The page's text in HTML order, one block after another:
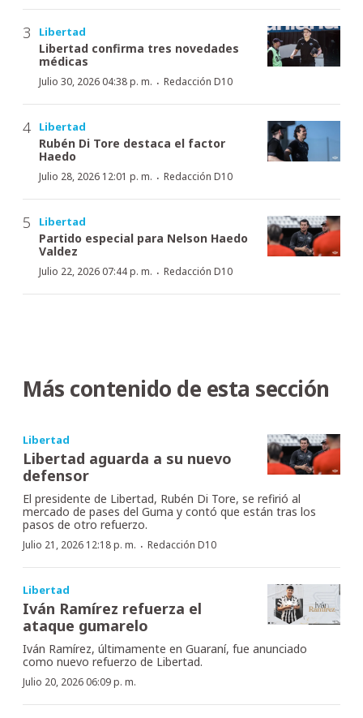
Libertad
Libertad confirma tres novedades
médicas
Julio 30, 2026 04:38 p. m. · Redacción D10
Libertad
Rubén Di Tore destaca el factor
Haedo
Julio 28, 2026 12:01 p. m. · Redacción D10
Libertad
Partido especial para Nelson Haedo
Valdez
Julio 22, 2026 07:44 p. m. · Redacción D10
Más contenido de esta sección
Libertad
Libertad aguarda a su nuevo
defensor
El presidente de Libertad, Rubén Di Tore, se refirió al
mercado de pases del Guma y contó que están tras los
pasos de otro refuerzo.
Julio 21, 2026 12:18 p. m. · Redacción D10
Libertad
Iván Ramírez refuerza el
ataque gumarelo
Iván Ramírez, últimamente en Guaraní, fue anunciado
como nuevo refuerzo de Libertad.
Julio 20, 2026 06:09 p. m.